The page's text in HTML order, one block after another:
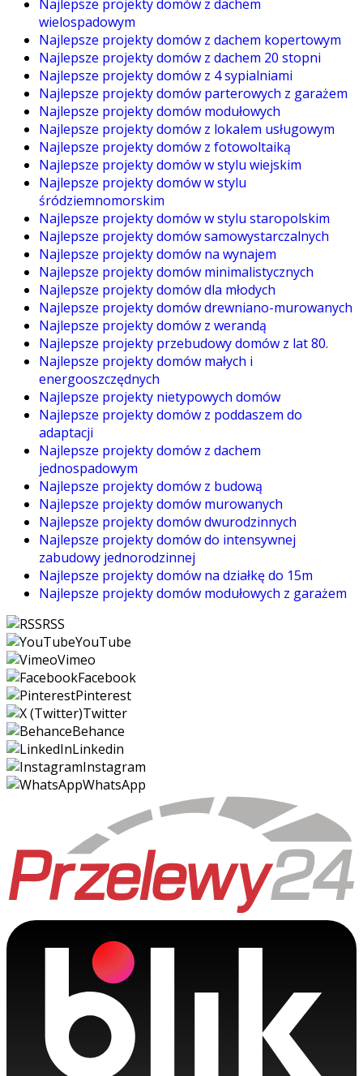
Najlepsze projekty domów z dachem
wielospadowym
Najlepsze projekty domów z dachem kopertowym
Najlepsze projekty domów z dachem 20 stopni
Najlepsze projekty domów z 4 sypialniami
Najlepsze projekty domów parterowych z garażem
Najlepsze projekty domów modułowych
Najlepsze projekty domów z lokalem usługowym
Najlepsze projekty domów z fotowoltaiką
Najlepsze projekty domów w stylu wiejskim
Najlepsze projekty domów w stylu
śródziemnomorskim
Najlepsze projekty domów w stylu staropolskim
Najlepsze projekty domów samowystarczalnych
Najlepsze projekty domów na wynajem
Najlepsze projekty domów minimalistycznych
Najlepsze projekty domów dla młodych
Najlepsze projekty domów drewniano-murowanych
Najlepsze projekty domów z werandą
Najlepsze projekty przebudowy domów z lat 80.
Najlepsze projekty domów małych i
energooszczędnych
Najlepsze projekty nietypowych domów
Najlepsze projekty domów z poddaszem do
adaptacji
Najlepsze projekty domów z dachem
jednospadowym
Najlepsze projekty domów z budową
Najlepsze projekty domów murowanych
Najlepsze projekty domów dwurodzinnych
Najlepsze projekty domów do intensywnej
zabudowy jednorodzinnej
Najlepsze projekty domów na działkę do 15m
Najlepsze projekty domów modułowych z garażem
RSS
YouTube
Vimeo
Facebook
Pinterest
Twitter
Behance
Linkedin
Instagram
WhatsApp